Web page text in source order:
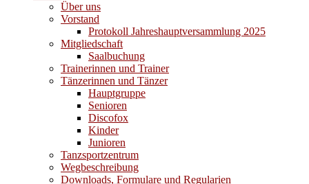
Über uns
Vorstand
Protokoll Jahreshauptversammlung 2025
Mitgliedschaft
Saalbuchung
Trainerinnen und Trainer
Tänzerinnen und Tänzer
Hauptgruppe
Senioren
Discofox
Kinder
Junioren
Tanzsportzentrum
Wegbeschreibung
Downloads, Formulare und Regularien